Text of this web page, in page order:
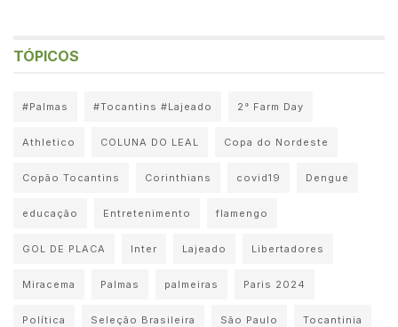
TÓPICOS
#Palmas #Tocantins #Lajeado 2° Farm Day
Athletico COLUNA DO LEAL Copa do Nordeste
Copão Tocantins Corinthians covid19 Dengue
educação Entretenimento flamengo
GOL DE PLACA Inter Lajeado Libertadores
Miracema Palmas palmeiras Paris 2024
Política Seleção Brasileira São Paulo Tocantinia